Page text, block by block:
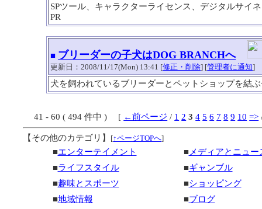
SPツール、キャラクターライセンス、デジタルサイ
PR
■ ブリーダーの子犬はDOG BRANCHへ
更新日：2008/11/17(Mon) 13:41 [修正・削除] [管理者に通知]
犬を飼われているブリーダーとペットショップを結
41 - 60 ( 494 件中 ) [ ←前ページ / 1 2 3 4 5 6 7 8 9 10 =>
【その他のカテゴリ】 [↑ページTOPへ]
■エンターテイメント ■メディアとニュー
■ライフスタイル ■ギャンブル
■趣味とスポーツ ■ショッピング
■地域情報 ■ブログ